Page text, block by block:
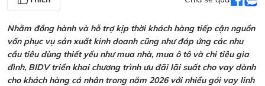
Nhằm đồng hành và hỗ trợ kịp thời khách hàng tiếp cận nguồn
vốn phục vụ sản xuất kinh doanh cũng như đáp ứng các nhu
cầu tiêu dùng thiết yếu như mua nhà, mua ô tô và chi tiêu gia
đình, BIDV triển khai chương trình ưu đãi lãi suất cho vay dành
cho khách hàng cá nhân trong năm 2026 với nhiều gói vay linh